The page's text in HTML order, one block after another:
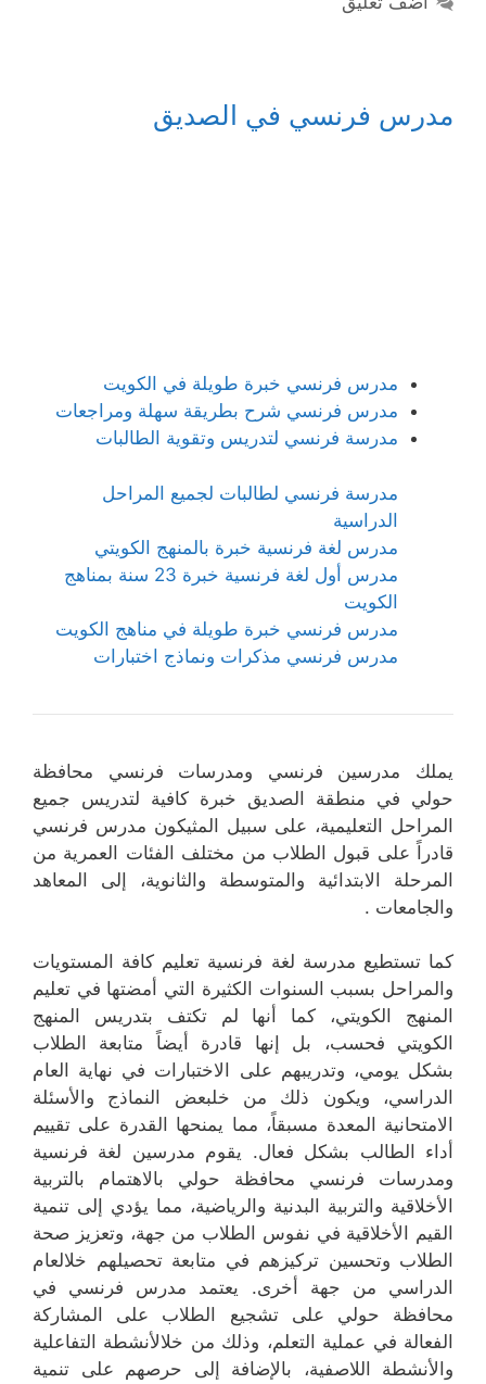
مدرس فرنسي في الصديق
مدرس فرنسي خبرة طويلة في الكويت
مدرس فرنسي شرح بطريقة سهلة ومراجعات
مدرسة فرنسي لتدريس وتقوية الطالبات
مدرسة فرنسي لطالبات لجميع المراحل
الدراسية
مدرس لغة فرنسية خبرة بالمنهج الكويتي
مدرس أول لغة فرنسية خبرة 23 سنة بمناهج
الكويت
مدرس فرنسي خبرة طويلة في مناهج الكويت
مدرس فرنسي مذكرات ونماذج اختبارات
يملك مدرسين فرنسي ومدرسات فرنسي محافظة
حولي في منطقة الصديق خبرة كافية لتدريس جميع
المراحل التعليمية، على سبيل المثيكون مدرس فرنسي
قادراً على قبول الطلاب من مختلف الفئات العمرية من
المرحلة الابتدائية والمتوسطة والثانوية، إلى المعاهد
والجامعات .
كما تستطيع مدرسة لغة فرنسية تعليم كافة المستويات
والمراحل بسبب السنوات الكثيرة التي أمضتها في تعليم
المنهج الكويتي، كما أنها لم تكتف بتدريس المنهج
الكويتي فحسب، بل إنها قادرة أيضاً متابعة الطلاب
بشكل يومي، وتدريبهم على الاختبارات في نهاية العام
الدراسي، ويكون ذلك من خلبعض النماذج والأسئلة
الامتحانية المعدة مسبقاً، مما يمنحها القدرة على تقييم
أداء الطالب بشكل فعال. يقوم مدرسين لغة فرنسية
ومدرسات فرنسي محافظة حولي بالاهتمام بالتربية
الأخلاقية والتربية البدنية والرياضية، مما يؤدي إلى تنمية
القيم الأخلاقية في نفوس الطلاب من جهة، وتعزيز صحة
الطلاب وتحسين تركيزهم في متابعة تحصيلهم خلالعام
الدراسي من جهة أخرى. يعتمد مدرس فرنسي في
محافظة حولي على تشجيع الطلاب على المشاركة
الفعالة في عملية التعلم، وذلك من خلالأنشطة التفاعلية
والأنشطة اللاصفية، بالإضافة إلى حرصهم على تنمية